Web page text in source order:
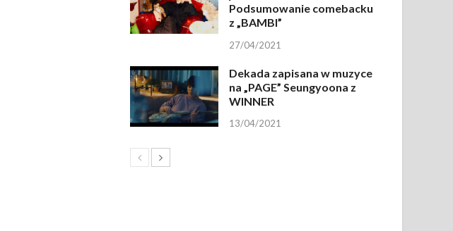
Podsumowanie comebacku
z „BAMBI”
27/04/2021
Dekada zapisana w muzyce
na „PAGE” Seungyoona z
WINNER
13/04/2021